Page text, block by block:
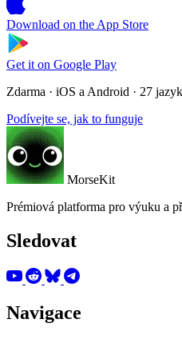
Download on the App Store
Get it on Google Play
Zdarma · iOS a Android · 27
Podívejte se, jak to funguje
MorseKit
Prémiová platforma pro výuku a
Sledovat
Navigace